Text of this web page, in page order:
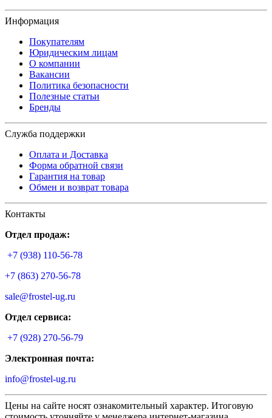
Информация
Покупателям
Юридическим лицам
О компании
Вакансии
Политика безопасности
Полезные статьи
Бренды
Служба поддержки
Оплата и Доставка
Форма обратной связи
Гарантия на товар
Обмен и возврат товара
Контакты
Отдел продаж:
+7 (938) 110-56-78
+7 (863) 270-56-78
sale@frostel-ug.ru
Отдел сервиса:
+7 (928) 270-56-79
Электронная почта:
info@frostel-ug.ru
Цены на сайте носят ознакомительный характер. Итоговую